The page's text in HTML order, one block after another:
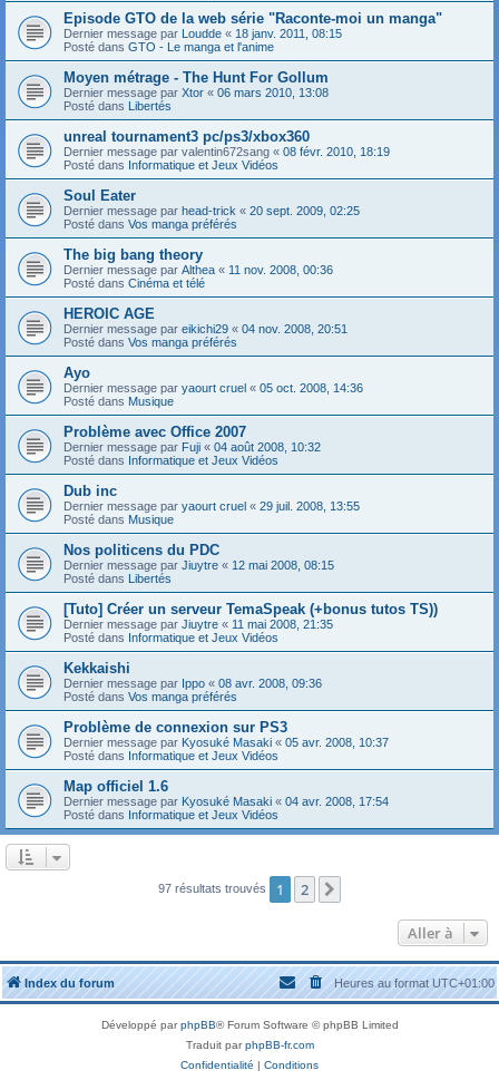
Episode GTO de la web série "Raconte-moi un manga"
Dernier message par Loudde « 18 janv. 2011, 08:15
Posté dans GTO - Le manga et l'anime
Moyen métrage - The Hunt For Gollum
Dernier message par Xtor « 06 mars 2010, 13:08
Posté dans Libertés
unreal tournament3 pc/ps3/xbox360
Dernier message par valentin672sang « 08 févr. 2010, 18:19
Posté dans Informatique et Jeux Vidéos
Soul Eater
Dernier message par head-trick « 20 sept. 2009, 02:25
Posté dans Vos manga préférés
The big bang theory
Dernier message par Althea « 11 nov. 2008, 00:36
Posté dans Cinéma et télé
HEROIC AGE
Dernier message par eikichi29 « 04 nov. 2008, 20:51
Posté dans Vos manga préférés
Ayo
Dernier message par yaourt cruel « 05 oct. 2008, 14:36
Posté dans Musique
Problème avec Office 2007
Dernier message par Fuji « 04 août 2008, 10:32
Posté dans Informatique et Jeux Vidéos
Dub inc
Dernier message par yaourt cruel « 29 juil. 2008, 13:55
Posté dans Musique
Nos politicens du PDC
Dernier message par Jiuytre « 12 mai 2008, 08:15
Posté dans Libertés
[Tuto] Créer un serveur TemaSpeak (+bonus tutos TS))
Dernier message par Jiuytre « 11 mai 2008, 21:35
Posté dans Informatique et Jeux Vidéos
Kekkaishi
Dernier message par Ippo « 08 avr. 2008, 09:36
Posté dans Vos manga préférés
Problème de connexion sur PS3
Dernier message par Kyosuké Masaki « 05 avr. 2008, 10:37
Posté dans Informatique et Jeux Vidéos
Map officiel 1.6
Dernier message par Kyosuké Masaki « 04 avr. 2008, 17:54
Posté dans Informatique et Jeux Vidéos
97 résultats trouvés 1 2
Aller à
Index du forum Heures au formatUTC+01:00
Développé parphpBB® Forum Software © phpBB Limited
Traduit parphpBB-fr.com
Confidentialité | Conditions